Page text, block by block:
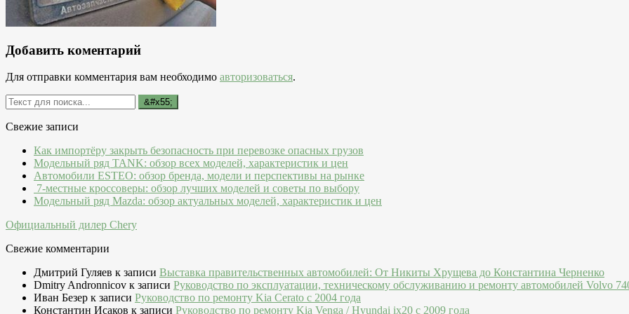
Добавить коментарий
Для отправки комментария вам необходимо авторизоваться.
Свежие записи
Как импортёру закрыть безопасность при перевозке опасных грузов
Модельный ряд TANK: обзор всех моделей, характеристик и цен
Автомобили ESTEO: обзор бренда, модели и перспективы на рынке
7-местные кроссоверы: обзор лучших моделей и советы по выбору
Модельный ряд Mazda: обзор актуальных моделей, характеристик и цен
Официальный дилер Chery
Свежие комментарии
Дмитрий Гуляев к записи Выставка правительственных автомобилей: От Никиты Хрущева до Константина Черненко
Dmitry Andronnicov к записи Руководство по эксплуатации, техническому обслуживанию и ремонту автомобилей Volvo
Иван Безер к записи Руководство по ремонту Kia Cerato c 2004 года
Константин Исаков к записи Руководство по ремонту Kia Venga / Hyundai ix20 c 2009 года